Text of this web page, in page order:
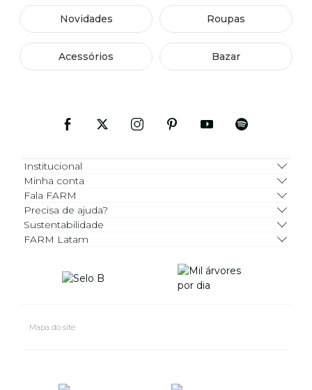
Novidades Roupas
Acessórios Bazar
Institucional
Minha conta
Fala FARM
Precisa de ajuda?
Sustentabilidade
FARM Latam
Mapa do site